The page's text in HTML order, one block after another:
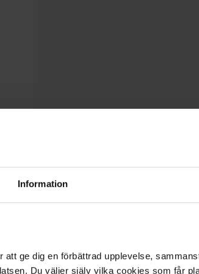
Information
ge dig en förbättrad upplevelse,
Du väljer själv vilka cookies som får